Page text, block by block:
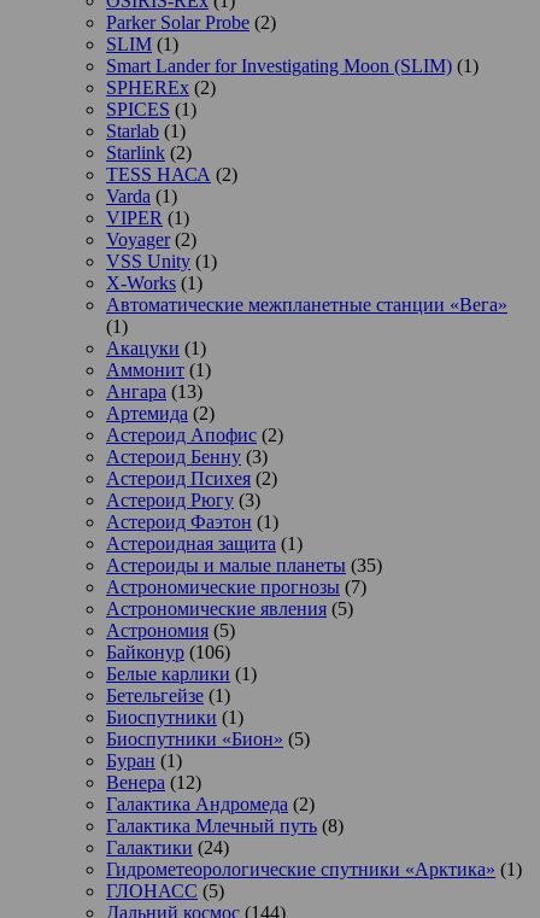
Parker Solar Probe (2)
SLIM (1)
Smart Lander for Investigating Moon (SLIM) (1)
SPHEREx (2)
SPICES (1)
Starlab (1)
Starlink (2)
TESS НАСА (2)
Varda (1)
VIPER (1)
Voyager(2)
VSS Unity (1)
X-Works (1)
Автоматические межпланетные станции «Вега»
(1)
Акацуки (1)
Аммонит (1)
Ангара (13)
Артемида (2)
Астероид Апофис (2)
Астероид Бенну (3)
Астероид Психея (2)
Астероид Рюгу (3)
Астероид Фаэтон (1)
Астероидная защита (1)
Астероиды и малые планеты (35)
Астрономические прогнозы (7)
Астрономические явления (5)
Астрономия (5)
Байконур (106)
Белые карлики (1)
Бетельгейзе (1)
Биоспутники (1)
Биоспутники «Бион» (5)
Буран (1)
Венера (12)
Галактика Андромеда (2)
Галактика Млечный путь (8)
Галактики (24)
Гидрометеорологические спутники «Арктика» (1)
ГЛОНАСС (5)
Дальний космос (144)